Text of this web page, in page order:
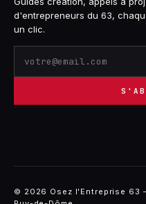
d'entrepreneurs du 63,
un clic.
© 2026 Osez l'Entreprise 63